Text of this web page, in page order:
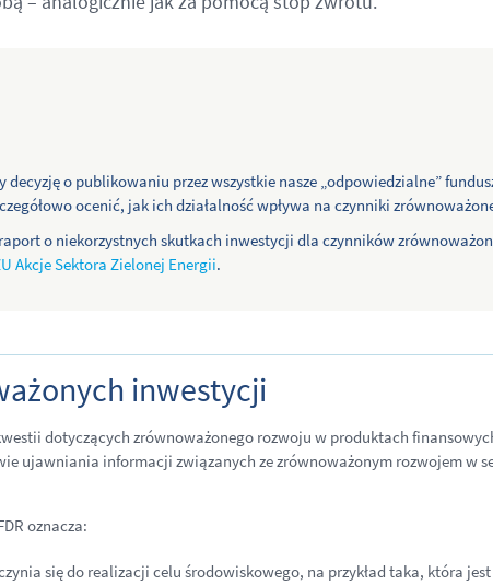
o publikowaniu przez wszystkie nasze „odpowiedzialne”
ocenić, jak ich działalność wpływa na czynniki
o niekorzystnych skutkach inwestycji dla czynników
Akcje Sektora Zielonej Energii.
inwestycji
dotyczących zrównoważonego rozwoju w produktach
ujawniania informacji związanych ze zrównoważonym rozwojem w
oznacza:
się do realizacji celu środowiskowego, na przykład taka, która